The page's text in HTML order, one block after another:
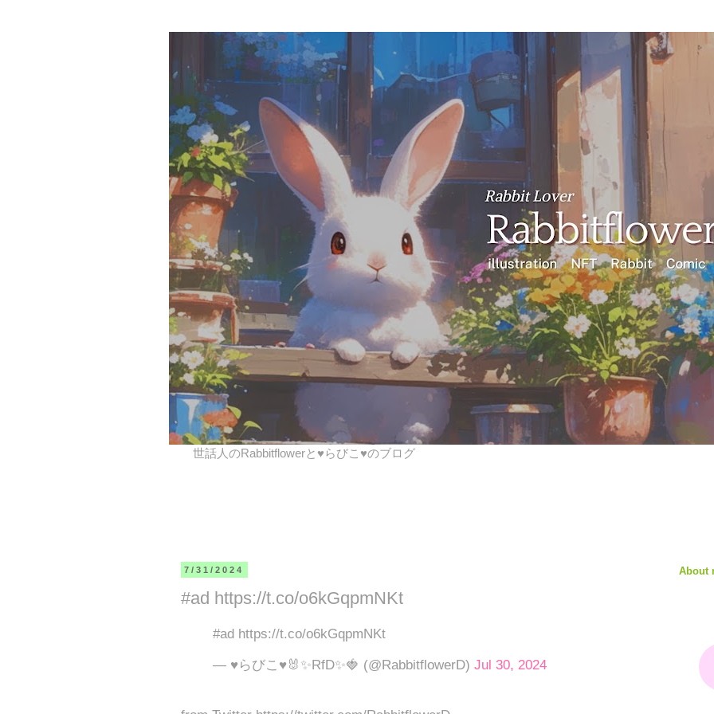
世話人のRabbitflowerと♥らびこ♥のブログ
7/31/2024
#ad https://t.co/o6kGqpmNKt
#ad https://t.co/o6kGqpmNKt
— ♥らびこ♥🐰✨RfD✨🍓 (@RabbitflowerD) Jul 30, 2024
About